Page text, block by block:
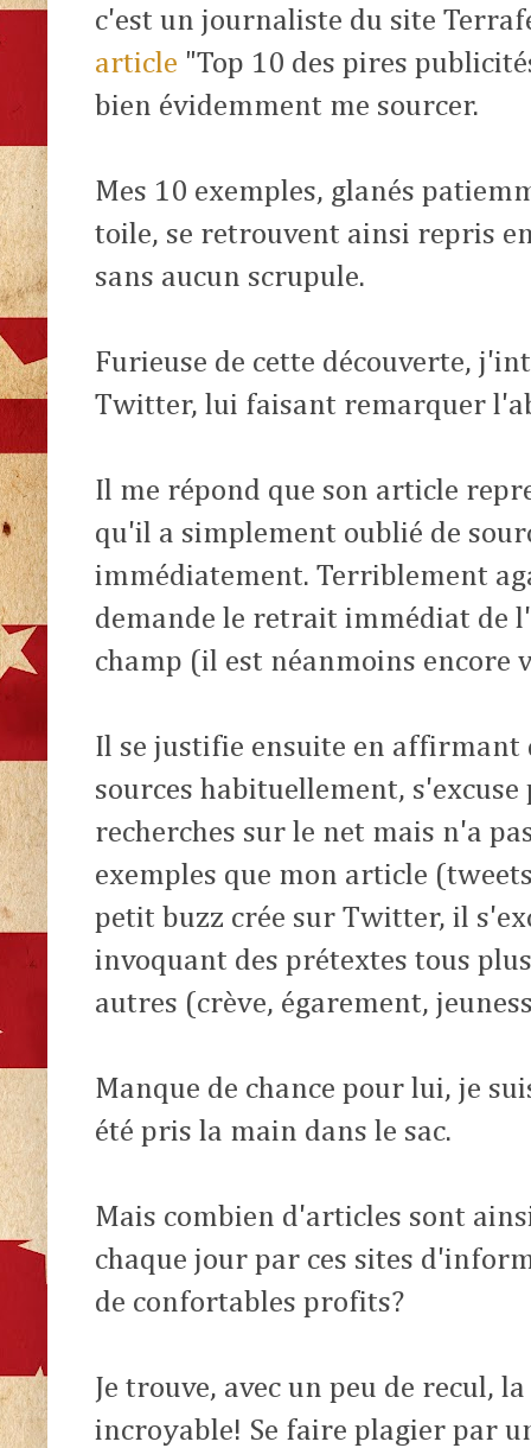
c'est un journaliste du site
article "Top 10 des pires
bien évidemment me sourcer.
Mes 10 exemples, glanés
toile, se retrouvent ainsi repris
sans aucun scrupule.
Furieuse de cette découverte,
Twitter, lui faisant remarquer
Il me répond que son article
qu'il a simplement oublié de
immédiatement. Terriblement
demande le retrait immédiat de
champ (il est néanmoins encore
Il se justifie ensuite en affirmant
sources habituellement,
recherches sur le net mais n'a
exemples que mon article
petit buzz crée sur Twitter, il
invoquant des prétextes tous
autres (crève, égarement,
Manque de chance pour lui, je
été pris la main dans le sac.
Mais combien d'articles sont
chaque jour par ces sites
de confortables profits?
Je trouve, avec un peu de recul,
incroyable! Se faire plagier par